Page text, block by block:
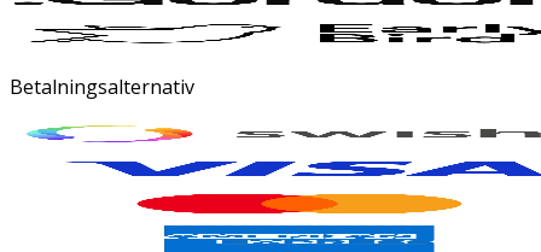
Betalningsalternativ